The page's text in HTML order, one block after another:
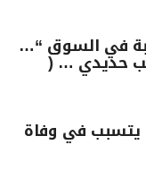
في السوق “…
حديدي … (
يتسبب في وفاة